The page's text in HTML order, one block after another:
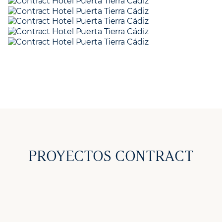
PROYECTOS CONTRACT